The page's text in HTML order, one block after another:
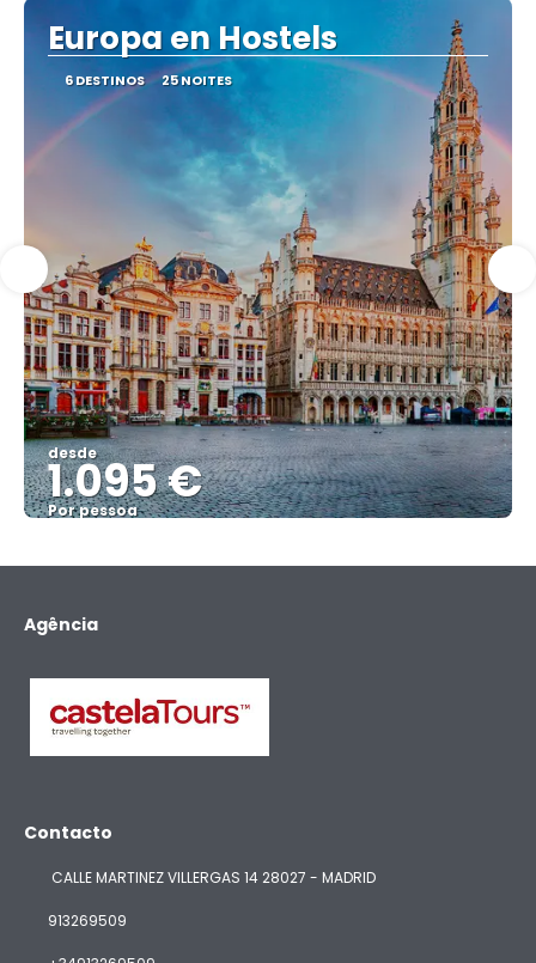
Europa en Hostels
6 DESTINOS 25 NOITES
desde
1.095 €
Por pessoa
Agência
Contacto
CALLE MARTINEZ VILLERGAS 14 28027 - MADRID
913269509